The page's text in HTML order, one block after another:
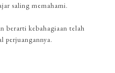
saling memahami.
berarti kebahagiaan telah
perjuangannya.